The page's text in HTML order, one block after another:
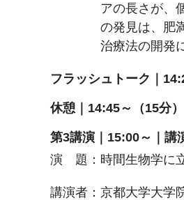
アの長さが、
の発見は、肥
治療法の開発
フラッシュトーク｜
休憩｜14:45～（15分）
第3講演｜15:00～｜講
演 題：時間生物学に
講演者：京都大学大学